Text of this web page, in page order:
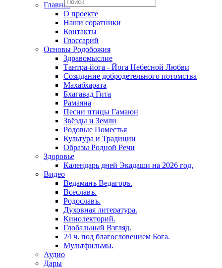
Главная
О проекте
Наши соратники
Контакты
Глоссарий
Основы Родобожия
Здравомыслие
Тантра-йога - Йога Небесной Любви
Созидание добродетельного потомства
Махабхарата
Бхагавад Гита
Рамаяна
Песни птицы Гамаюн
Звёзды и Земли
Родовые Поместья
Культура и Традиции
Образы Родной Речи
Здоровье
Календарь дней Экадаши на 2026 год.
Видео
Ведаманъ Ведагоръ.
Всеславъ.
Родославъ.
Духовная литература.
Кинолекторий.
Глобальный Взгляд.
24 ч. под благословением Бога.
Мультфильмы.
Аудио
Дары